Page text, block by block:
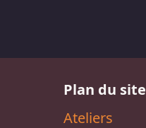
Plan du site
Ateliers